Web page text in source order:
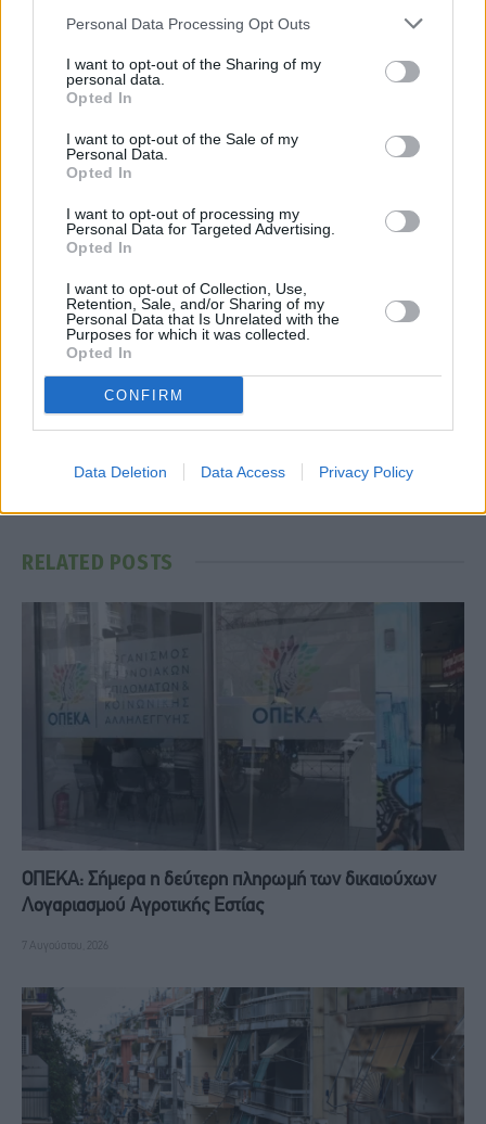
Personal Data Processing Opt Outs
I want to opt-out of the Sharing of my
personal data.
Opted In
I want to opt-out of the Sale of my
Personal Data.
Opted In
I want to opt-out of processing my
Personal Data for Targeted Advertising.
Opted In
I want to opt-out of Collection, Use,
Retention, Sale, and/or Sharing of my
Personal Data that Is Unrelated with the
Purposes for which it was collected.
Opted In
CONFIRM
Data Deletion Data Access Privacy Policy
εισφορές Ελεύθεροι επαγγελματίες
Υπουργείο Εργασίας
FacebookTwitter PinterestLinkedIn
ΕΦΚΑ – ΔΥΠΑ: Ο «χάρτης» των
πρόσβαση ή δεν
RELATED POSTS
ΟΠΕΚΑ: Σήμερα η δεύτερη πληρωμή των δικαιούχων
Λογαριασμού Αγροτικής Εστίας
7 Αυγούστου, 2026